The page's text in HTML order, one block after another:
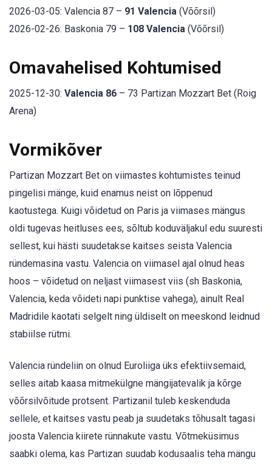
2026-03-05: Valencia 87 – 91 Valencia (Võõrsil)
2026-02-26: Baskonia 79 – 108 Valencia (Võõrsil)
Omavahelised Kohtumised
2025-12-30: Valencia 86 – 73 Partizan Mozzart Bet (Roig
Arena)
Vormikõver
Partizan Mozzart Bet on viimastes kohtumistes teinud
pingelisi mänge, kuid enamus neist on lõppenud
kaotustega. Kuigi võidetud on Paris ja viimases mängus
oldi tugevas heitluses ees, sõltub koduväljakul edu suuresti
sellest, kui hästi suudetakse kaitses seista Valencia
ründemasina vastu. Valencia on viimasel ajal olnud heas
hoos – võidetud on neljast viimasest viis (sh Baskonia,
Valencia, keda võideti napi punktise vahega), ainult Real
Madridile kaotati selgelt ning üldiselt on meeskond leidnud
stabiilse rütmi.
Valencia ründeliin on olnud Euroliiga üks efektiivsemaid,
selles aitab kaasa mitmekülgne mängijatevalik ja kõrge
võõrsilvõitude protsent. Partizanil tuleb keskenduda
sellele, et kaitses vastu peab ja suudetaks tõhusalt tagasi
joosta Valencia kiirete rünnakute vastu. Võtmeküsimus
saabki olema, kas Partizan suudab kodusaalis teha mängu